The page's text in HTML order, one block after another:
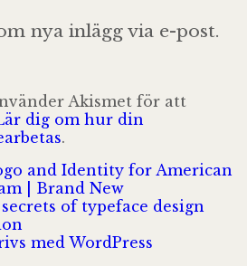
nya inlägg via e-post.
Akismet för att
dig om hur din
.
and Identity for American
| Brand New
of typeface design
med WordPress